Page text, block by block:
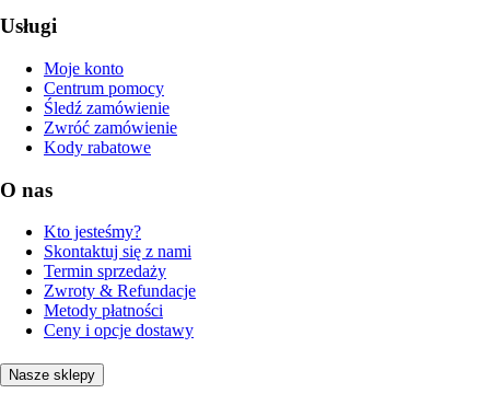
Usługi
Moje konto
Centrum pomocy
Śledź zamówienie
Zwróć zamówienie
Kody rabatowe
O nas
Kto jesteśmy?
Skontaktuj się z nami
Termin sprzedaży
Zwroty & Refundacje
Metody płatności
Ceny i opcje dostawy
Nasze sklepy